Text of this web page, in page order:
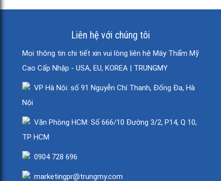
Liên hệ với chúng tôi
Mọi thông tin chi tiết xin vui lòng liên hệ Máy Thẩm Mỹ
Cao Cấp Nhập - USA, EU, KOREA | TRUNGMY
VP Hà Nội: số 91 Nguyễn Chí Thanh, Đống Đa, Hà
Nội
Văn Phòng HCM: Số 666/10 Đường 3/2, P14, Q 10,
TP HCM
0904 728 696
marketingpr@trungmy.com